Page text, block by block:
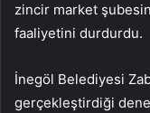
zincir market
faaliyetini durdurdu.
İnegöl Belediyesi
gerçekleştirdiği